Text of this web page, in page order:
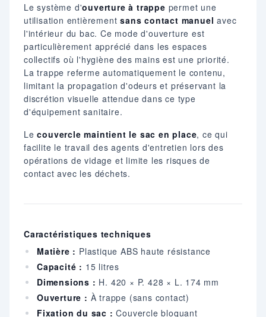
Le système d'ouverture à trappe permet une
utilisation entièrementsans contact manuel avec
l'intérieur du bac. Ce mode d'ouverture est
particulièrement apprécié dans les espaces
collectifs où l'hygiène des mains est une priorité.
La trappe referme automatiquement le contenu,
limitant la propagation d'odeurs et préservant la
discrétion visuelle attendue dans ce type
d'équipement sanitaire.
Lecouvercle maintient le sac en place, ce qui
facilite le travail des agents d'entretien lors des
opérations de vidage et limite les risques de
contact avec les déchets.
Caractéristiques techniques
Matière : Plastique ABS haute résistance
Capacité : 15 litres
Dimensions : H. 420 × P. 428 × L. 174 mm
Ouverture : À trappe (sans contact)
Fixation du sac : Couvercle bloquant